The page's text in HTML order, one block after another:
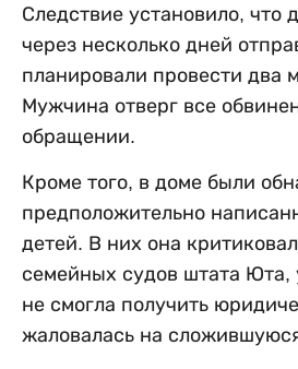
Следствие установило, что
через несколько дней
планировали провести два
Мужчина отверг все
обращении.
Кроме того, в доме были
предположительно
детей. В них она
семейных судов штата Юта,
не смогла получить
жаловалась на